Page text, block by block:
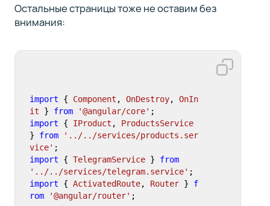
Остальные страницы тоже не оставим без
внимания:
import { Component , OnDestroy, OnIn
it } from '@angular/core'
import { IProduct , ProductsService
} from
'../../services/products.ser
vice'
import { TelegramService } from
'../../services/telegram.service'
import { ActivatedRoute, Router } f
rom
'@angular/router' ;